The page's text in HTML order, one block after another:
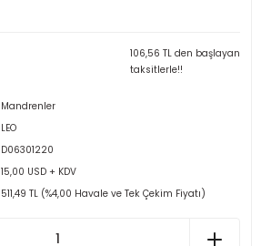
106,56 TL den başlayan
taksitlerle!!
Mandrenler
LEO
D06301220
15,00 USD + KDV
511,49 TL (%4,00 Havale ve Tek Çekim Fiyatı)